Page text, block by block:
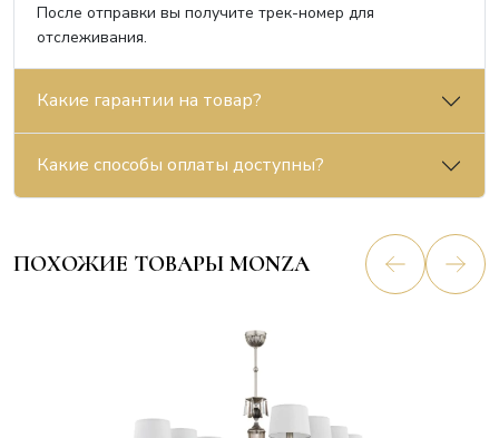
После отправки вы получите трек-номер для
отслеживания.
Какие гарантии на товар?
Какие способы оплаты доступны?
ПОХОЖИЕ ТОВАРЫ MONZA